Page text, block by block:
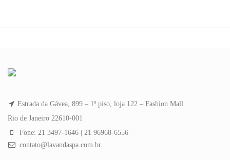
Estrada da Gávea, 899 – 1º piso, loja 122 – Fashion Mall
Rio de Janeiro 22610-001
Fone: 21 3497-1646 | 21 96968-6556
contato@lavandaspa.com.br